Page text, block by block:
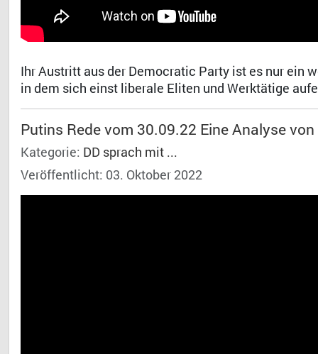
Ihr Austritt aus der Democratic Party ist es nur ein
in dem sich einst liberale Eliten und Werktätige
Putins Rede vom 30.09.22 Eine Analyse
Kategorie: DD sprach mit ...
Veröffentlicht: 03. Oktober 2022